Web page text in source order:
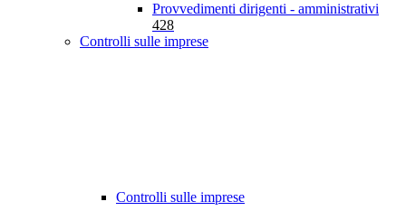
Provvedimenti dirigenti - amministrativi
428
Controlli sulle imprese
Controlli sulle imprese